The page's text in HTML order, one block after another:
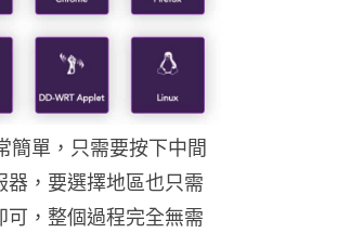
簡單，只需要按下中間
，要選擇地區也只需
，整個過程完全無需